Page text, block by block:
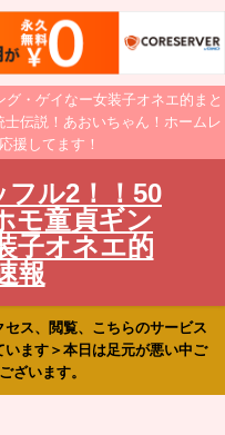
・ゲイなー女装子オネエ的まと
伝説！あおいちゃん！ホームレ
援してます！
フル2！！50
モ童貞ギン
子オネエ的
報
ス、閲覧、こちらのサービス
ます＞本日は足元が悪い中ご
ざいます。